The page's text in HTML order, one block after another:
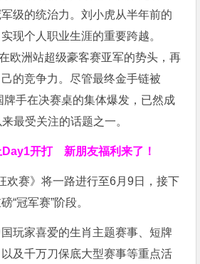
级的统治力。刘小虎从半年前的
现个人职业生涯的重要跨越。
欧洲站超级豪客赛亚军的势头，再
的竞争力。尽管最终金手链被
牌手在决赛桌的集体爆发，已然成
最受关注的话题之一。
Day1开打 新朋友福利来了！
欢赛》将一路进行至6月9日，接下
“冠军赛”阶段。
玩家喜爱的生肖主题赛事、短牌
及千万刀保底大型赛事等重点活